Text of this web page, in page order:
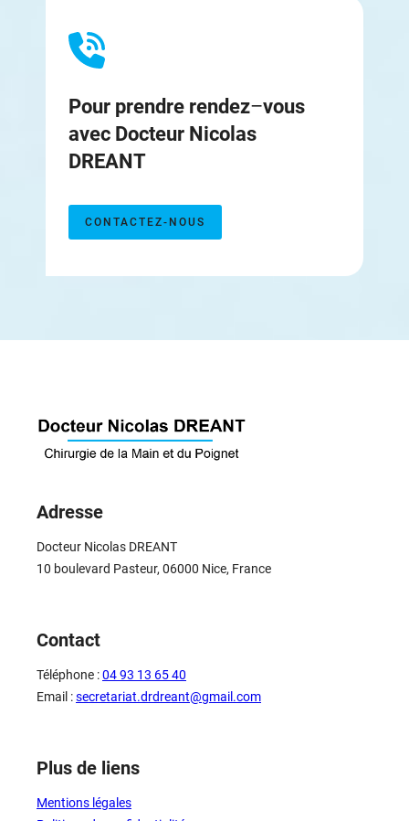
Pour prendre rendez–vous
avec Docteur Nicolas
DREANT
CONTACTEZ-NOUS
Adresse
Docteur Nicolas DREANT
10 boulevard Pasteur, 06000 Nice, France
Contact
Téléphone :04 93 13 65 40
Email :secretariat.drdreant@gmail.com
Plus de liens
Mentions légales